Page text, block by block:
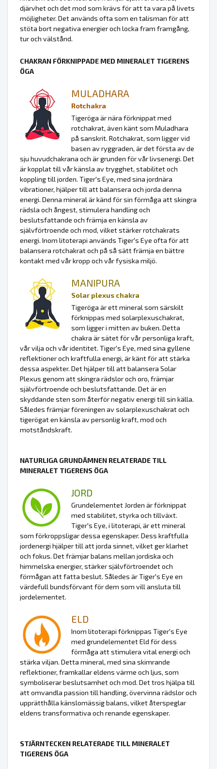
djärvhet och det mod som krävs för att ta vara på livets
möjligheter. Det används ofta som en talisman för att
stöta bort negativa energier och locka fram framgång,
tur och välstånd.
CHAKRAN FÖRKNIPPADE MED MINERALET TIGERENS
ÖGA
MULADHARA
Rotchakra
Tigeröga är nära förknippat med
rotchakrat, även känt som Muladhara
på sanskrit. Rotchakrat, som ligger vid
basen av ryggraden, är det första av de
sju huvudchakrana och är grunden för vår livsenergi. Det
är kopplat till vår känsla av trygghet, stabilitet och
koppling till jorden. Tiger's Eye, med sina jordnära
vibrationer, hjälper till att balansera och jorda denna
energi. Denna mineral är känd för sin förmåga att skingra
rädsla och ångest, stimulera handling och
beslutsfattande och främja en känsla av
självförtroende och mod, vilket stärker rotchakrats
energi. Inom litoterapi används Tiger's Eye ofta för att
balansera rotchakrat och på så sätt främja en bättre
kontakt med vår kropp och vår fysiska miljö.
MANIPURA
Solar plexus chakra
Tigeröga är ett mineral som särskilt
förknippas med solarplexuschakrat,
som ligger i mitten av buken. Detta
chakra är sätet för vår personliga kraft,
vår vilja och vår identitet. Tiger's Eye, med sina gyllene
reflektioner och kraftfulla energi, är känt för att stärka
dessa aspekter. Det hjälper till att balansera Solar
Plexus genom att skingra rädslor och oro, främjar
självförtroende och beslutsfattande. Det är en
skyddande sten som återför negativ energi till sin källa.
Således främjar föreningen av solarplexuschakrat och
tigerögat en känsla av personlig kraft, mod och
motståndskraft.
NATURLIGA GRUNDÄMNEN RELATERADE TILL
MINERALET TIGERENS ÖGA
JORD
Grundelementet Jorden är förknippat
med stabilitet, styrka och tillväxt.
Tiger's Eye, i litoterapi, är ett mineral
som förkroppsligar dessa egenskaper. Dess kraftfulla
jordenergi hjälper till att jorda sinnet, vilket ger klarhet
och fokus. Det främjar balans mellan jordiska och
himmelska energier, stärker självförtroendet och
förmågan att fatta beslut. Således är Tiger's Eye en
värdefull bundsförvant för dem som vill ansluta till
jordelementet.
ELD
Inom litoterapi förknippas Tiger's Eye
med grundelementet Eld för dess
förmåga att stimulera vital energi och
stärka viljan. Detta mineral, med sina skimrande
reflektioner, framkallar eldens värme och ljus, som
symboliserar beslutsamhet och mod. Det tros hjälpa till
att omvandla passion till handling, övervinna rädslor och
upprätthålla känslomässig balans, vilket återspeglar
eldens transformativa och renande egenskaper.
STJÄRNTECKEN RELATERADE TILL MINERALET
TIGERENS ÖGA